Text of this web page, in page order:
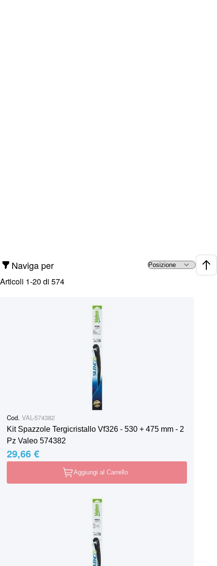
Naviga per
Articoli 1-20 di 574
Cod. VAL-574382
Kit Spazzole Tergicristallo Vf326 - 530 + 475 mm - 2
Pz Valeo 574382
29,66 €
Aggiungi al Carrello